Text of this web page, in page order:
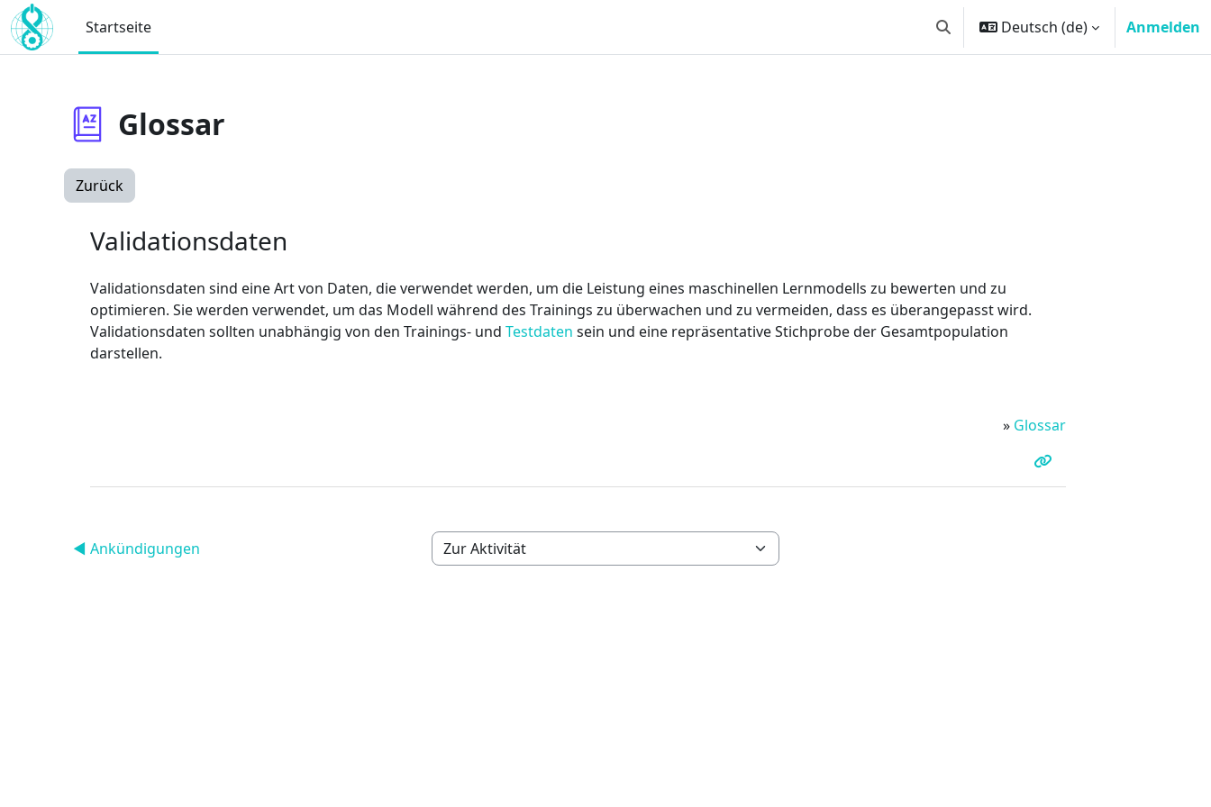
Zum Hauptinhalt
Startseite
Sucheingabe umschalten
Deutsch ‎(de)‎ Anmelden
Glossar
Zurück
Validationsdaten
Validationsdaten sind eine Art von Daten, die verwendet werden, um die Leistung eines maschinellen Lernmodells zu bewerten und zu
optimieren. Sie werden verwendet, um das Modell während des Trainings zu überwachen und zu vermeiden, dass es überangepasst wird.
Validationsdaten sollten unabhängig von den Trainings- undTestdaten sein und eine repräsentative Stichprobe der Gesamtpopulation
darstellen.
» Glossar
◀︎ Ankündigungen Zur Aktivität